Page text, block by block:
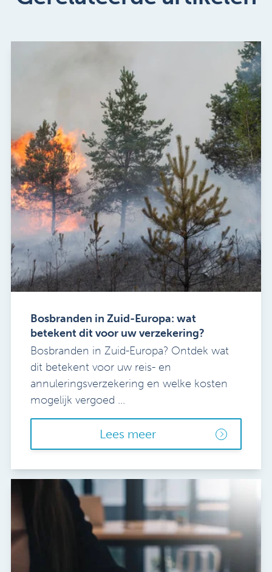
Bosbranden in Zuid-Europa: wat
betekent dit voor uw verzekering?
Bosbranden in Zuid-Europa? Ontdek wat
dit betekent voor uw reis- en
annuleringsverzekering en welke kosten
mogelijk vergoed ...
Lees meer